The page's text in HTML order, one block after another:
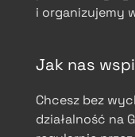
i organizujemy
Jak nas
Chcesz bez
działalność na